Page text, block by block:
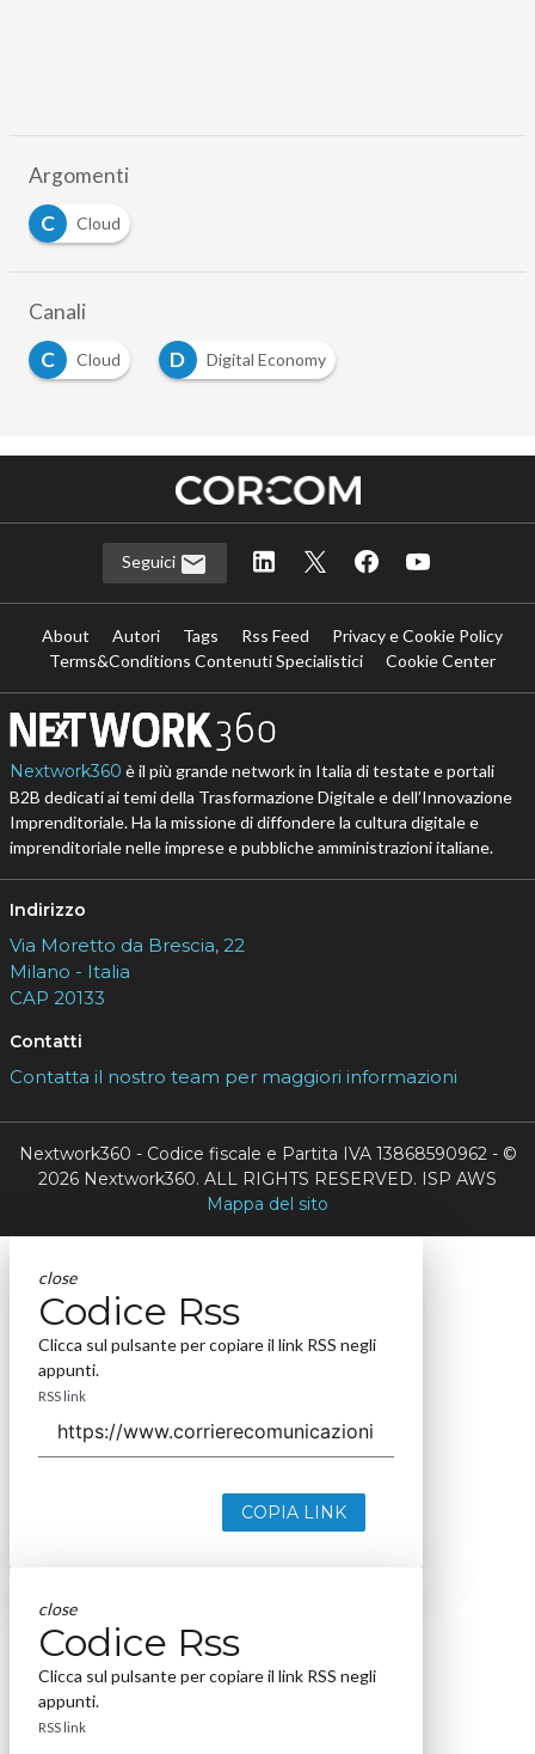
Argomenti
C
Cloud
Canali
C
Cloud D Digital Economy
Seguici
About Autori Tags Rss Feed
Privacy e Cookie Policy
Terms&Conditions Contenuti Specialistici
Cookie Center
Nextwork360 è il più grande network in Italia di testate e portali
B2B dedicati ai temi della Trasformazione Digitale e dell’Innovazione
Imprenditoriale. Ha la missione di diffondere la cultura digitale e
imprenditoriale nelle imprese e pubbliche amministrazioni italiane.
Indirizzo
Via Moretto da Brescia, 22
Milano - Italia
CAP 20133
Contatti
Contatta il nostro team per maggiori informazioni
Nextwork360 - Codice fiscale e Partita IVA 13868590962 - ©
2026 Nextwork360. ALL RIGHTS RESERVED. ISP AWS
Mappa del sito
close
Codice Rss
Clicca sul pulsante per copiare il link RSS negli
appunti.
RSS link
COPIA LINK
close
Codice Rss
Clicca sul pulsante per copiare il link RSS negli
appunti.
RSS link